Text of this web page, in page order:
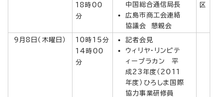
18時00
分
中国総合通信局長
広島市商工会連絡
協議会 懇親会
区
9月8日（木曜日）
10時15分
14時00
分
記者会見
ウィリヤ・リンピテ
ィープラカン 平
成23年度（2011
年度）ひろしま国際
協力事業研修員